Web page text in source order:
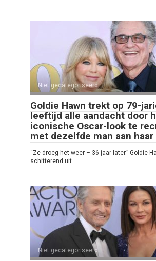
Niet gecategoriseerd
Goldie Hawn trekt op 79-
leeftijd alle aandacht door
iconische Oscar-look te
met dezelfde man aan
“Ze droeg het weer – 36 jaar later.” Goldie
schitterend uit
Niet gecategoriseerd